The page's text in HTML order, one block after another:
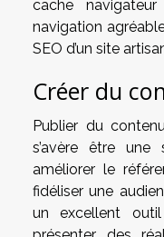
cache
navigation
SEO d’un site
Créer du
Publier du
s’avère être une
améliorer le
fidéliser une
un excellent